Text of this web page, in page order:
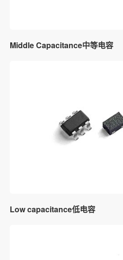
Middle Capacitance中等电容
Low capacitance低电容